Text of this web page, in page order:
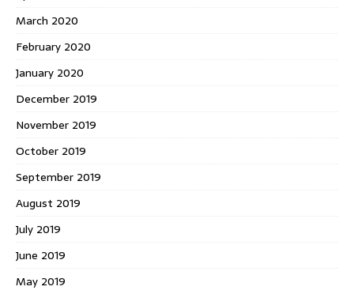
March 2020
February 2020
January 2020
December 2019
November 2019
October 2019
September 2019
August 2019
July 2019
June 2019
May 2019